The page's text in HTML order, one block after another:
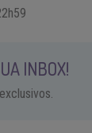
INBOX!